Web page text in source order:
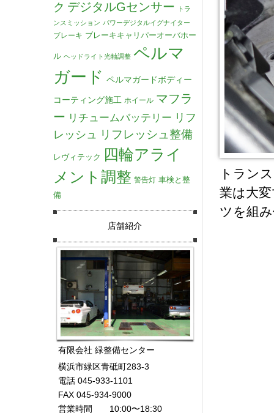
トラン
業は大
ツを組
ク デジタルGセンサー
トラ
ンスミッション パワーデジタルイグナイター
ブレーキ ブレーキキャリパーオーバホー
ル ヘッドライト光軸調整 ペルマ
ガード ペルマガードボディー
コーティング施工 ホイール マフラ
ー リチュームバッテリー リフ
レッシュ
リフレッシュ整備
レヴィテック 四輪アライ
メント調整 警告灯 車検と整
備
店舗紹介
有限会社 緑整備センター
横浜市緑区青砥町283-3
電話 045-933-1101
FAX 045-934-9000
営業時間 10:00〜18:30